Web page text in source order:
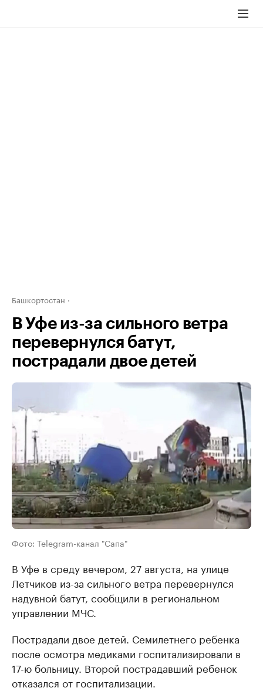
Башкортостан
В Уфе из-за сильного ветра
перевернулся батут,
пострадали двое детей
Фото: Telegram-канал "Сапа"
В Уфе в среду вечером, 27 августа, на улице
Летчиков из-за сильного ветра перевернулся
надувной батут, сообщили в региональном
управлении МЧС.
Пострадали двое детей. Семилетнего ребенка
после осмотра медиками госпитализировали в
17-ю больницу. Второй пострадавший ребенок
отказался от госпитализации.